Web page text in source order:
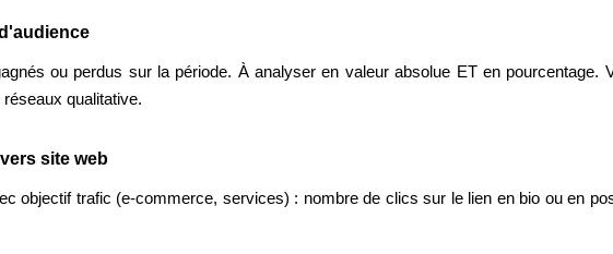
ou perdus sur la période. À analyser en valeur absolue ET en
qualitative.
site web
objectif trafic (e-commerce, services) : nombre de clics sur le lien en bio ou en